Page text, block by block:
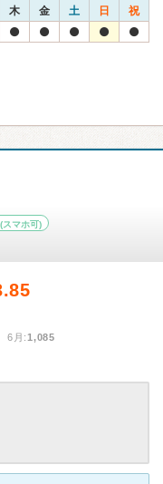
木 金 土 日 祝
(スマホ可)
月:1,085